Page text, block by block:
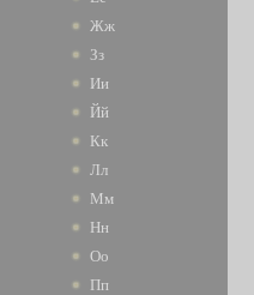
Жж
Зз
Ии
Йй
Кк
Лл
Мм
Нн
Оо
Пп